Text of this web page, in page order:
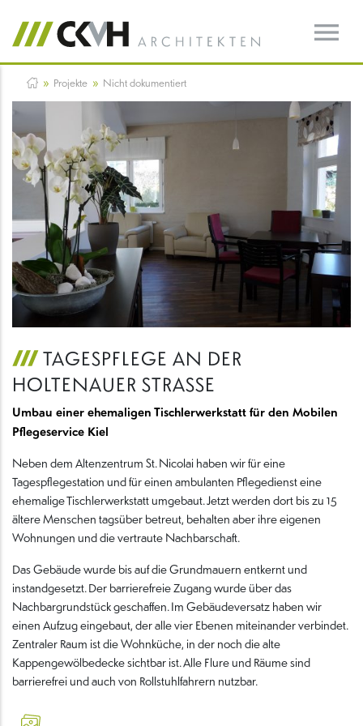
» Projekte » Nicht dokumentiert
TAGESPFLEGE AN DER
HOLTENAUER STRASSE
Umbau einer ehemaligen Tischlerwerkstatt für den Mobilen
Pflegeservice Kiel
Neben dem Altenzentrum St. Nicolai haben wir für eine
Tagespflegestation und für einen ambulanten Pflegedienst eine
ehemalige Tischlerwerkstatt umgebaut. Jetzt werden dort bis zu 15
ältere Menschen tagsüber betreut, behalten aber ihre eigenen
Wohnungen und die vertraute Nachbarschaft.
Das Gebäude wurde bis auf die Grundmauern entkernt und
instandgesetzt. Der barrierefreie Zugang wurde über das
Nachbargrundstück geschaffen. Im Gebäudeversatz haben wir
einen Aufzug eingebaut, der alle vier Ebenen miteinander verbindet.
Zentraler Raum ist die Wohnküche, in der noch die alte
Kappengewölbedecke sichtbar ist. Alle Flure und Räume sind
barrierefrei und auch von Rollstuhlfahrern nutzbar.